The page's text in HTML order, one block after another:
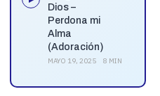
Dios –
Perdona mi
Alma
(Adoración)
MAYO 19, 2025 8 MIN